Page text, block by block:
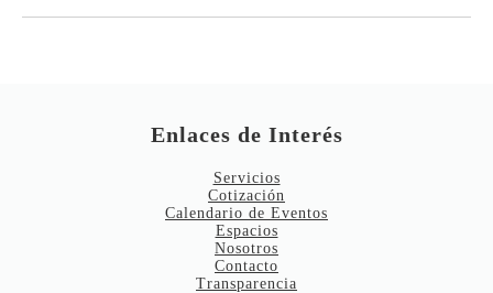
Enlaces de Interés
Servicios
Cotización
Calendario de Eventos
Espacios
Nosotros
Contacto
Transparencia